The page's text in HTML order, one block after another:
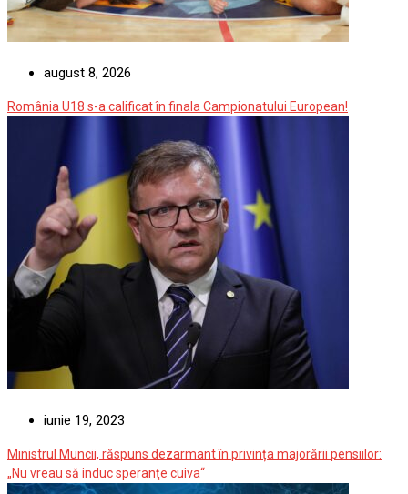
august 8, 2026
România U18 s-a calificat în finala Campionatului European!
iunie 19, 2023
Ministrul Muncii, răspuns dezarmant în privința majorării pensiilor:
„Nu vreau să induc speranţe cuiva“